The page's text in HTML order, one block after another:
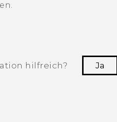
hilfreich? Ja